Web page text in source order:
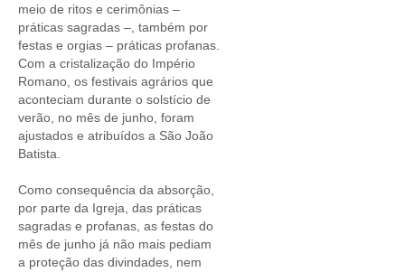
meio de ritos e cerimônias –
práticas sagradas –, também por
festas e orgias – práticas profanas.
Com a cristalização do Império
Romano, os festivais agrários que
aconteciam durante o solstício de
verão, no mês de junho, foram
ajustados e atribuídos a São João
Batista.
Como consequência da absorção,
por parte da Igreja, das práticas
sagradas e profanas, as festas do
mês de junho já não mais pediam
a proteção das divindades, nem